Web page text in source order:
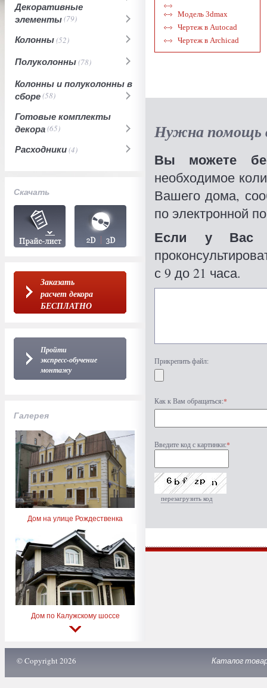
Декоративные
элементы(79)
Колонны(52)
Полуколонны(78)
Колонны и полуколонны в
сборе(58)
Готовые комплекты
декора(65)
Расходники(4)
Скачать
Заказать
расчет декора
БЕСПЛАТНО
Пройти
экспресс-обучение
монтажу
Галерея
Дом на улице Рождественка
Дом по Калужскому шоссе
Модель 3dmax
Чертеж в Autocad
Чертеж в Archicad
Нужна помощь
Вы можете
необходимое
Вашего дома,
по электронной
Если у Вас
с 9 до 21 часа.
Прикрепить файл:
Как к Вам обращаться:*
Введите код с картинки:*
перезагрузить код
© Copyright 2026 Каталог